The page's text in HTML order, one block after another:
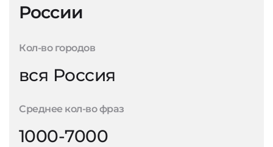
России
Кол-во городов
вся Россия
Среднее кол-во фраз
1000-7000